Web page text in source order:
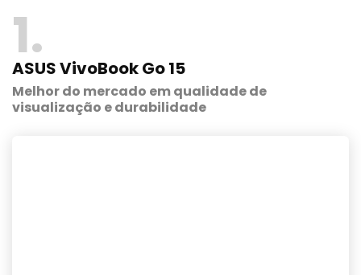
1
ASUS VivoBook Go 15
Melhor do mercado em qualidade de
visualização e durabilidade